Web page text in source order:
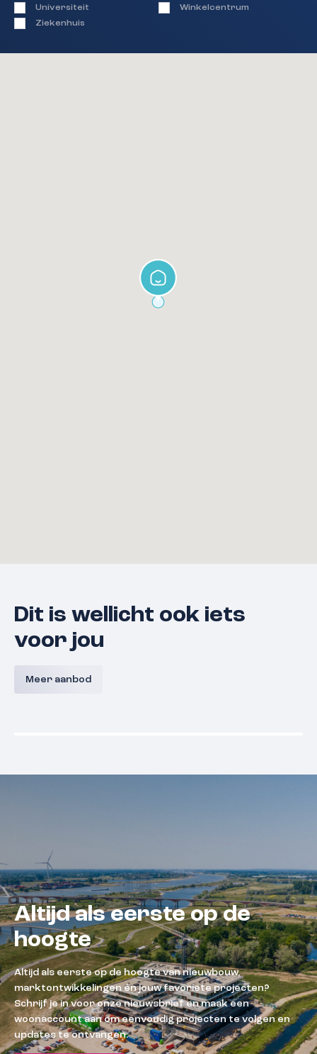
Universiteit
Winkelcentrum
Ziekenhuis
Dit is wellicht ook iets
voor jou
Meer aanbod
Kraanbaan fase 1
€ 489.000,- t/m € 829.500,-
Altijd als eerste op de
hoogte
Altijd als eerste op de hoogte van nieuwbouw,
marktontwikkelingen én jouw favoriete projecten?
Schrijf je in voor onze nieuwsbrief en maak een
woonaccount aan om eenvoudig projecten te volgen en
updates te ontvangen.